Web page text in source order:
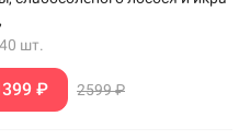
40 шт.
₽ 2599 ₽